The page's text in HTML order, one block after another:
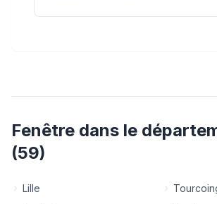
Fenêtre dans le
(59)
Lille